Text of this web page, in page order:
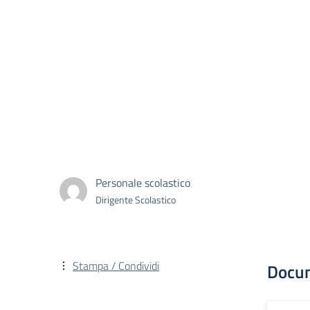
Personale scolastico
Dirigente Scolastico
Stampa / Condividi